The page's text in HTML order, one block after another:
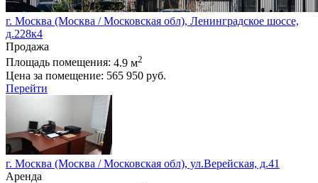
г. Москва (Москва / Московская обл), Ленинградское шоссе,
д.228к4
Продажа
Площадь помещения: 4.9 м2
Цена за помещение: 565 950 руб.
Перейти
г. Москва (Москва / Московская обл), ул.Верейская, д.41
Аренда